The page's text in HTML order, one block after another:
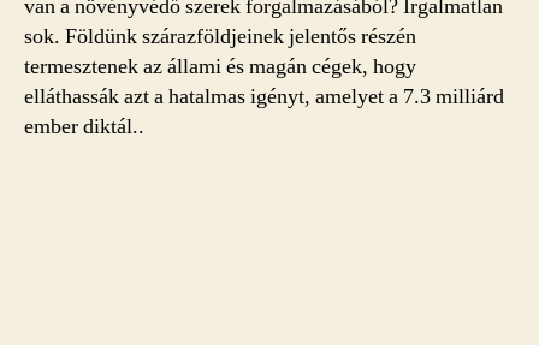
van a növényvédő szerek forgalmazásából? Irgalmatlan
sok. Földünk szárazföldjeinek jelentős részén
termesztenek az állami és magán cégek, hogy
elláthassák azt a hatalmas igényt, amelyet a 7.3 milliárd
ember diktál..